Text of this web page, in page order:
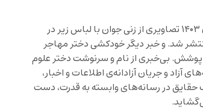
هفته‌ای که گذشت، شاهد دو خبر تکان‌دهنده بودیم: شنبه، ۱۲ آبان ۱۴۰۳ تصاویری از زنی جوان با لباس زیر در
شد. و خبر دیگر خودکشی دختر مهاجر
پوشش. بی‌خبری از نام و سرنوشت دختر علوم
و جریان آزادانه‌ی اطلاعات و اخبار،
حقایق در رسانه‌های وابسته به قدرت، دست